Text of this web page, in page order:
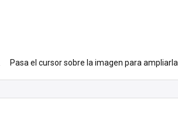
Pasa el cursor sobre la imagen para ampliarla.